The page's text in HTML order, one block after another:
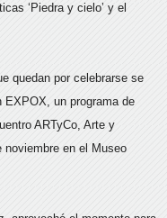
‘Piedra y cielo’ y el
quedan por celebrarse se
EXPOX, un programa de
ARTyCo, Arte y
noviembre en el Museo